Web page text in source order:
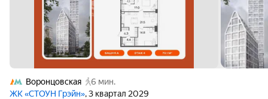
Воронцовская
6 мин.
ЖК «СТОУН Грэйн», 3 квартал 2029